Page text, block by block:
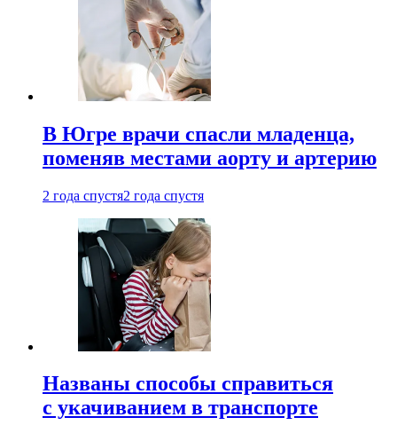
В Югре врачи спасли младенца,
поменяв местами аорту и артерию
2 года спустя2 года спустя
Названы способы справиться
с укачиванием в транспорте